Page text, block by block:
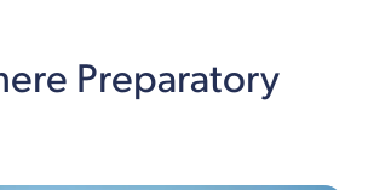
Preparatory